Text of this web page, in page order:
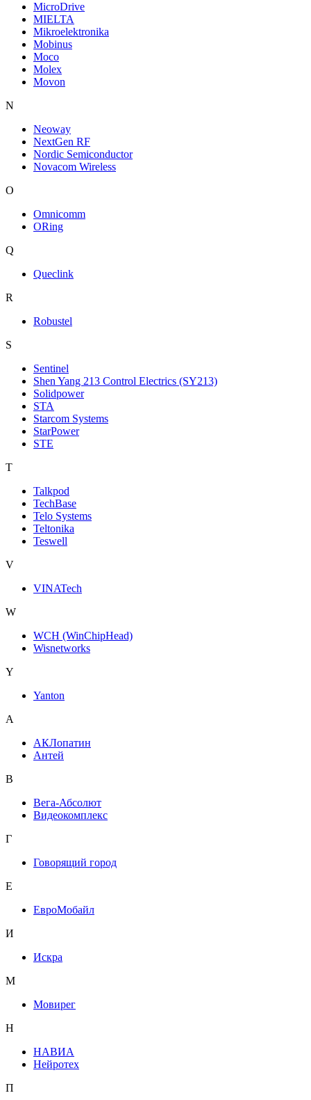
MicroDrive
MIELTA
Mikroelektronika
Mobinus
Moco
Molex
Movon
N
Neoway
NextGen RF
Nordic Semiconductor
Novacom Wireless
O
Omnicomm
ORing
Q
Queclink
R
Robustel
S
Sentinel
Shen Yang 213 Control Electrics (SY213)
Solidpower
STA
Starcom Systems
StarPower
STE
T
Talkpod
TechBase
Telo Systems
Teltonika
Teswell
V
VINATech
W
WCH (WinChipHead)
Wisnetworks
Y
Yanton
А
АКЛопатин
Антей
В
Вега-Абсолют
Видеокомплекс
Г
Говорящий город
Е
ЕвроМобайл
И
Искра
М
Мовирег
Н
НАВИА
Нейротех
П